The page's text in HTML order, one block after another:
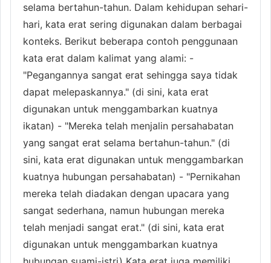
selama bertahun-tahun. Dalam kehidupan sehari-
hari, kata erat sering digunakan dalam berbagai
konteks. Berikut beberapa contoh penggunaan
kata erat dalam kalimat yang alami: -
"Pegangannya sangat erat sehingga saya tidak
dapat melepaskannya." (di sini, kata erat
digunakan untuk menggambarkan kuatnya
ikatan) - "Mereka telah menjalin persahabatan
yang sangat erat selama bertahun-tahun." (di
sini, kata erat digunakan untuk menggambarkan
kuatnya hubungan persahabatan) - "Pernikahan
mereka telah diadakan dengan upacara yang
sangat sederhana, namun hubungan mereka
telah menjadi sangat erat." (di sini, kata erat
digunakan untuk menggambarkan kuatnya